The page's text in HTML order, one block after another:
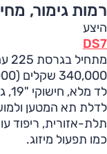
רמות גימור,
היצע
DS7
לד
לדלת תא המטען
כמו תפעול מיזוג.